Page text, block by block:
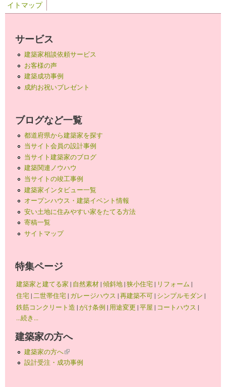
イトマップ
サービス
建築家相談依頼サービス
お客様の声
建築成功事例
成約お祝いプレゼント
ブログなど一覧
都道府県から建築家を探す
当サイト会員の設計事例
当サイト建築家のブログ
建築関連ノウハウ
当サイトの竣工事例
建築家インタビュー一覧
オープンハウス・建築イベント情報
安い土地に住みやすい家をたてる方法
寄稿一覧
サイトマップ
特集ページ
建築家と建てる家 | 自然素材|傾斜地|狭小住宅| リフォーム |
住宅|二世帯住宅| ガレージハウス |再建築不可| シンプルモダン |
鉄筋コンクリート造 |がけ条例 | 用途変更 |平屋 | コートハウス |
...続き...
建築家の方へ
建築家の方へ(link is external)
設計受注・成功事例